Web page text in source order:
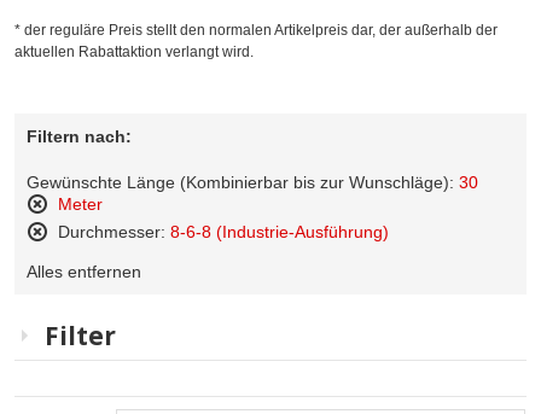
* der reguläre Preis stellt den normalen Artikelpreis dar, der außerhalb der
aktuellen Rabattaktion verlangt wird.
Filtern nach:
Gewünschte Länge (Kombinierbar bis zur Wunschläge): 30
Meter
Diesen
entfernen
Durchmesser: 8-6-8 (Industrie-Ausführung)
Artikel
Alles entfernen
Filter